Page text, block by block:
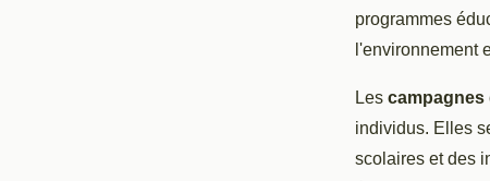
programmes
l'environnement
Les campagnes
individus. Elles
scolaires et des